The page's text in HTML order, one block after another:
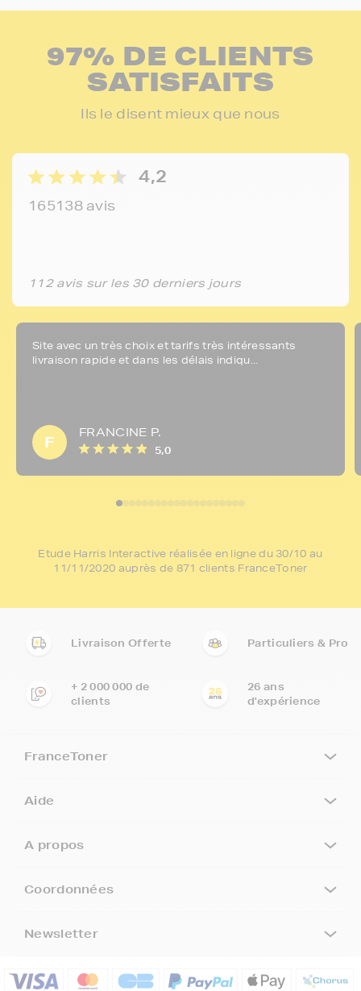
97% DE CLIENTS
SATISFAITS
Ils le disent mieux que nous
4,2
165138 avis
112 avis sur les 30 derniers jours
Site avec un très choix et tarifs très intéressants
livraison rapide et dans les délais indiqu...
F
FRANCINE P.
5,0
Etude Harris Interactive réalisée en ligne du 30/10 au
11/11/2020 auprès de 871 clients FranceToner
Livraison Offerte Particuliers & Pro
+ 2 000 000 de
clients
26 ans
d'expérience
FranceToner
Aide
A propos
Coordonnées
Newsletter